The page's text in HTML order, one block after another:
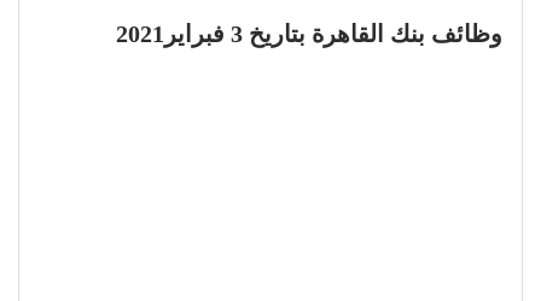
وظائف بنك القاهرة بتاريخ 3 فبراير2021